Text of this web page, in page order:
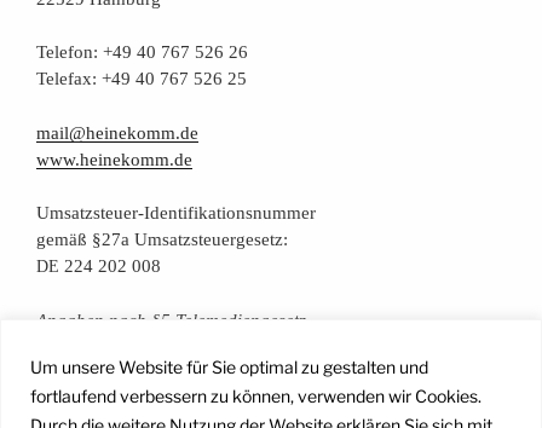
Um unsere Website für Sie optimal zu gestalten und
fortlaufend verbessern zu können, verwenden wir Cookies.
Tele­fon: +49 40 767 526 26
Tele­fax: +49 40 767 526 25
mail@heinekomm.de
www.heinekomm.de
Umsatz­steu­er-Iden­ti­fi­ka­ti­ons­num­mer
gemäß §27a Umsatzsteuergesetz:
DE 224 202 008
Anga­ben nach §5 Telemediengesetz
Daten­schutz­er­klä­rung